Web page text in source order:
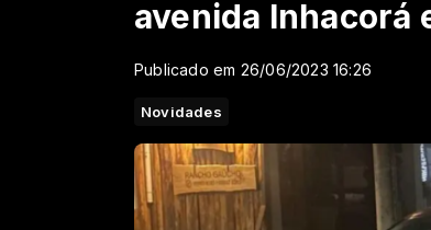
avenida Inhacorá
Publicado em 26/06/2023 16:26
Novidades